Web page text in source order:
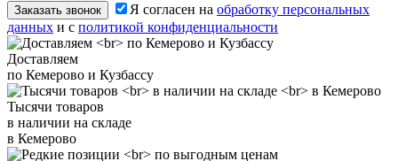
Заказать звонок Я согласен на обработку персональных
данных и с политикой конфиденциальности
Доставляем
по Кемерово и Кузбассу
Тысячи товаров
в наличии на складе
в Кемерово